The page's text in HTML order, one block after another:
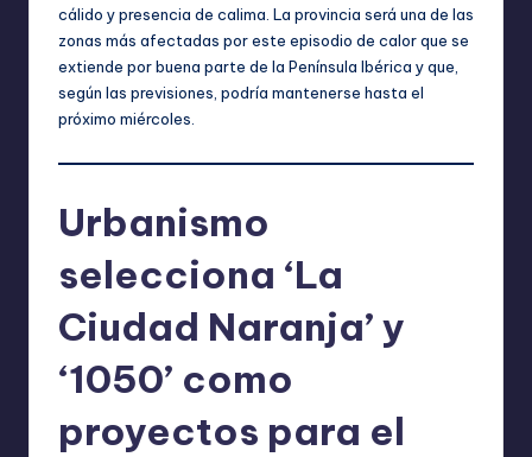
cálido y presencia de calima. La provincia será una de las
zonas más afectadas por este episodio de calor que se
extiende por buena parte de la Península Ibérica y que,
según las previsiones, podría mantenerse hasta el
próximo miércoles.
Urbanismo
selecciona ‘La
Ciudad Naranja’ y
‘1050’ como
proyectos para el